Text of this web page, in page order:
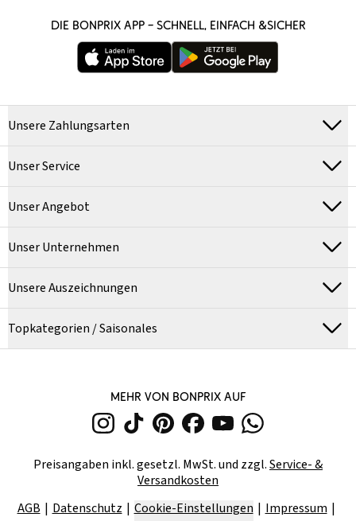
DIE BONPRIX APP – SCHNELL, EINFACH &SICHER
Unsere Zahlungsarten
Unser Service
Unser Angebot
Unser Unternehmen
Unsere Auszeichnungen
Topkategorien / Saisonales
MEHR VON BONPRIX AUF
Preisangaben inkl. gesetzl. MwSt. und zzgl.Service- &
Versandkosten
AGB
Datenschutz Cookie-Einstellungen Impressum